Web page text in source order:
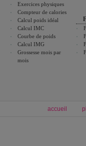
Exercices physiques
Compteur de calories
Calcul poids idéal
Calcul IMC
Courbe de poids
Calcul IMG
Grossesse mois par
mois
accueil